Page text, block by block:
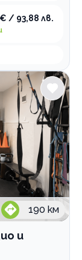
/ 93,88 лв.
190 км
и